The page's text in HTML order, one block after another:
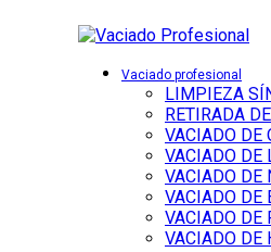
Vaciado profesional
LIMPIEZA
RETIRADA
VACIADO DE
VACIADO DE
VACIADO DE
VACIADO DE
VACIADO DE
VACIADO DE